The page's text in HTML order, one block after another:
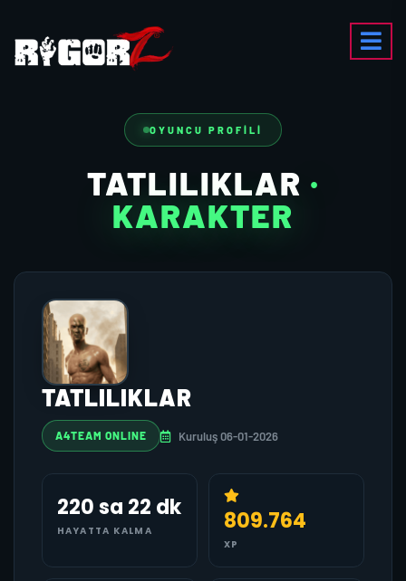
OYUNCU PROFILI
TATLILIKLAR ·
KARAKTER
TATLILIKLAR
A4TEAM ONLINE Kuruluş 06-01-2026
220 sa 22 dk
HAYATTA KALMA 809.764
XP